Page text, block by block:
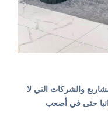
والشركات التي لا
حتى في أصعب